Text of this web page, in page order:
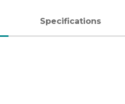
Specifications